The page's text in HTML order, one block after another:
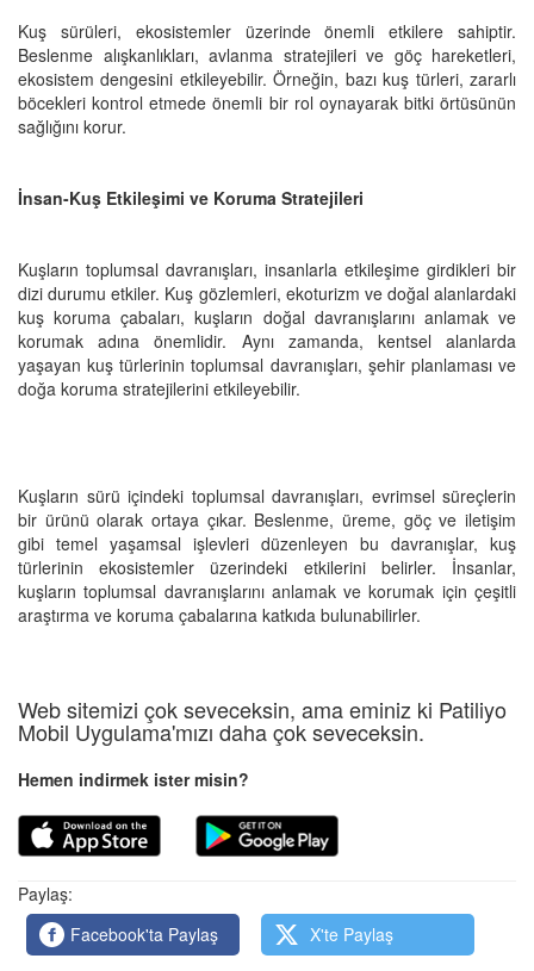
Kuş sürüleri, ekosistemler üzerinde önemli etkilere sahiptir.
Beslenme alışkanlıkları, avlanma stratejileri ve göç hareketleri,
ekosistem dengesini etkileyebilir. Örneğin, bazı kuş türleri, zararlı
böcekleri kontrol etmede önemli bir rol oynayarak bitki örtüsünün
sağlığını korur.
İnsan-Kuş Etkileşimi ve Koruma Stratejileri
Kuşların toplumsal davranışları, insanlarla etkileşime girdikleri bir
dizi durumu etkiler. Kuş gözlemleri, ekoturizm ve doğal alanlardaki
kuş koruma çabaları, kuşların doğal davranışlarını anlamak ve
korumak adına önemlidir. Aynı zamanda, kentsel alanlarda
yaşayan kuş türlerinin toplumsal davranışları, şehir planlaması ve
doğa koruma stratejilerini etkileyebilir.
Kuşların sürü içindeki toplumsal davranışları, evrimsel süreçlerin
bir ürünü olarak ortaya çıkar. Beslenme, üreme, göç ve iletişim
gibi temel yaşamsal işlevleri düzenleyen bu davranışlar, kuş
türlerinin ekosistemler üzerindeki etkilerini belirler. İnsanlar,
kuşların toplumsal davranışlarını anlamak ve korumak için çeşitli
araştırma ve koruma çabalarına katkıda bulunabilirler.
Web sitemizi çok seveceksin, ama eminiz ki Patiliyo
Mobil Uygulama'mızı daha çok seveceksin.
Hemen indirmek ister misin?
Paylaş:
Facebook'ta Paylaş
X'te Paylaş